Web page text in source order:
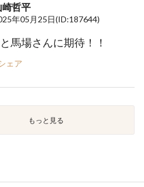
崎哲平
年05月25日(ID:187644)
馬場さんに期待！！
ェア
もっと見る